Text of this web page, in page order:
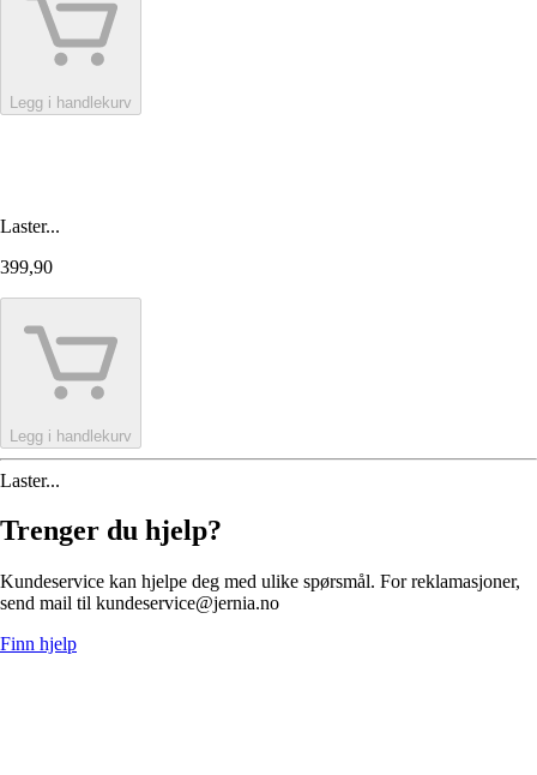
Legg i handlekurv
Laster...
399,90
Legg i handlekurv
Laster...
Trenger du hjelp?
Kundeservice kan hjelpe deg med ulike spørsmål. For reklamasjoner,
send mail til kundeservice@jernia.no
Finn hjelp